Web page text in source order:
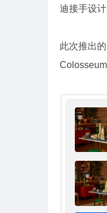
迪接手设
此次推出